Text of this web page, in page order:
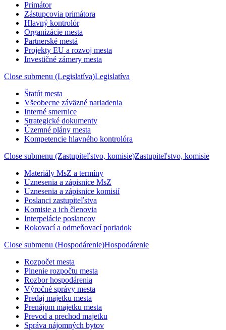
Primátor
Zástupcovia primátora
Hlavný kontrolór
Organizácie mesta
Partnerské mestá
Projekty EU a rozvoj mesta
Investičné zámery mesta
Close submenu (Legislatíva)Legislatíva
Štatút mesta
Všeobecne záväzné nariadenia
Interné smernice
Strategické dokumenty
Územné plány mesta
Kompetencie hlavného kontrolóra
Close submenu (Zastupiteľstvo, komisie)Zastupiteľstvo, komisie
Materiály MsZ a termíny
Uznesenia a zápisnice MsZ
Uznesenia a zápisnice komisií
Poslanci zastupiteľstva
Komisie a ich členovia
Interpelácie poslancov
Rokovací a odmeňovací poriadok
Close submenu (Hospodárenie)Hospodárenie
Rozpočet mesta
Plnenie rozpočtu mesta
Rozbor hospodárenia
Výročné správy mesta
Predaj majetku mesta
Prenájom majetku mesta
Prevod a prechod majetku
Správa nájomných bytov